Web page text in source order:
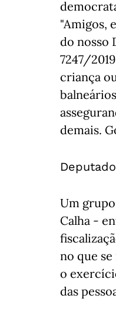
"Amigos,
do nosso
7247/
criança
demais.
Um
Calha -
no que
o
das